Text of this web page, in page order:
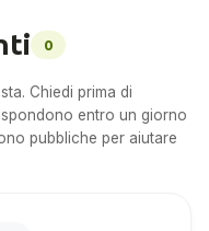
0
Chiedi prima di
entro un giorno
pubbliche per aiutare